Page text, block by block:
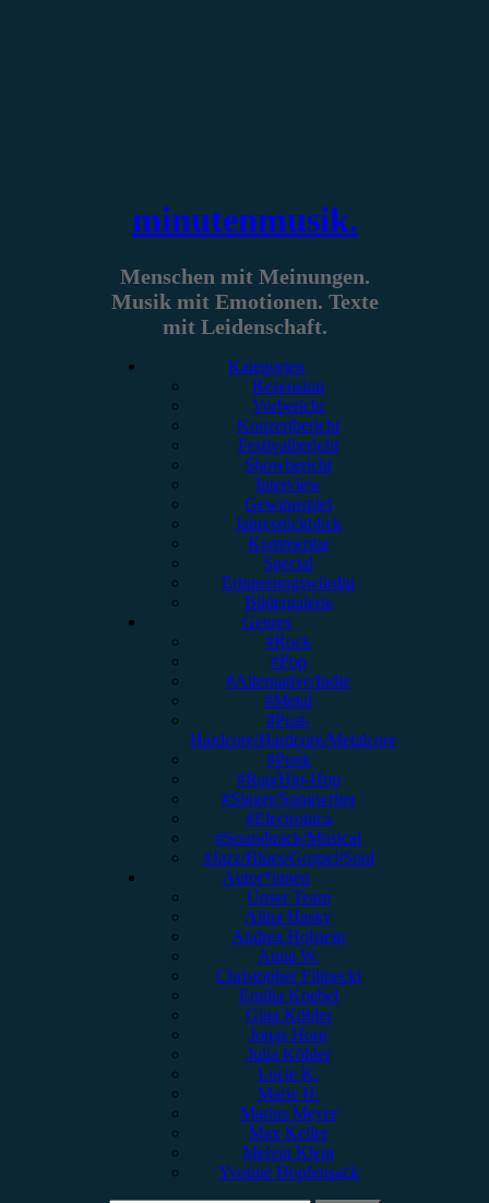
minutenmusik.
Menschen mit Meinungen.
Musik mit Emotionen. Texte
mit Leidenschaft.
Kategorien
Rezension
Vorbericht
Konzertbericht
Festivalbericht
Showbericht
Interview
Gewinnspiel
Jahresrückblick
Kommentar
Special
Erinnerungswürdig
Bildergalerie
Genres
#Rock
#Pop
#Alternative/Indie
#Metal
#Post-
Hardcore/Hardcore/Metalcore
#Punk
#Rap/Hip-Hop
#Singer/Songwriter
#Electronica
#Soundtrack/Musical
#Jazz/Blues/Gospel/Soul
Autor*innen
Unser Team
Alina Hasky
Andrea Holstein
Anna W.
Christopher Filipecki
Emilia Knebel
Gina Köhler
Jonas Horn
Julia Köhler
Lucie K.
Marie H.
Marius Meyer
Max Keller
Melvin Klein
Yvonne Hopfensack